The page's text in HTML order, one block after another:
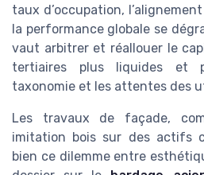
taux d’occupation,
la performance globale se
vaut arbitrer et réallouer le
tertiaires plus liquides et
taxonomie et les attentes des
Les travaux de façade,
imitation bois sur des actifs
bien ce dilemme entre